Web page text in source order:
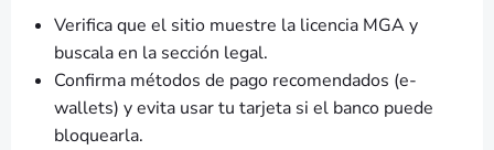
Verifica que el sitio muestre la licencia MGA y
buscala en la sección legal.
Confirma métodos de pago recomendados (e-
wallets) y evita usar tu tarjeta si el banco puede
bloquearla.